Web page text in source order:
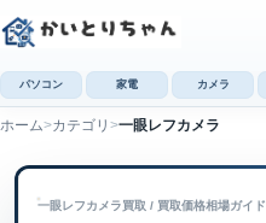
パソコン 家電 カメラ
ホーム カテゴリ 一眼レフカメラ
一眼レフカメラ買取 / 買取価格相場ガイド
一眼レフカメラ内で検索